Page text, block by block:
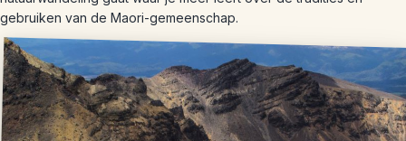
gebruiken van de Maori-gemeenschap.